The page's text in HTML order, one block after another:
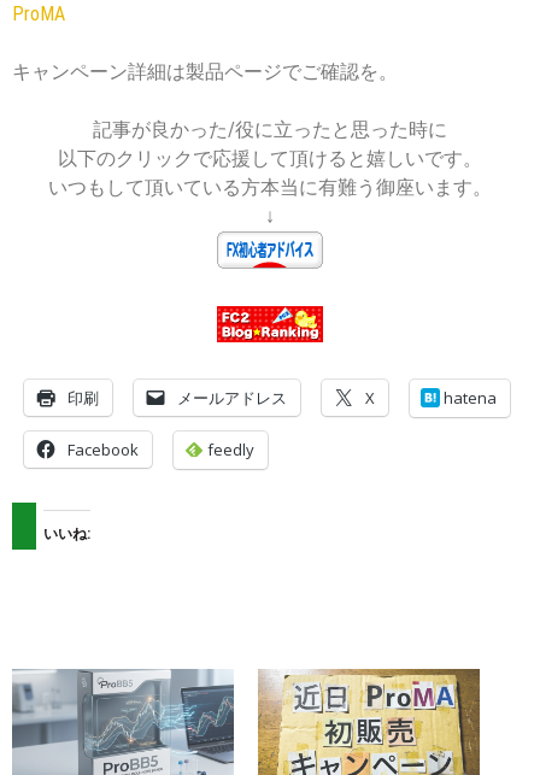
ProMA
キャンペーン詳細は製品ページでご確認を。
記事が良かった/役に立ったと思った時に
以下のクリックで応援して頂けると嬉しいです。
いつもして頂いている方本当に有難う御座います。
↓
印刷 メールアドレス X hatena
Facebook feedly
いいね: